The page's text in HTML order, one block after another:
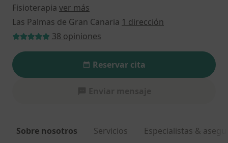
Fisioterapia ver más
Las Palmas de Gran Canaria 1 dirección
38 opiniones
Reservar cita
Sobre nosotros Servicios Especialistas &